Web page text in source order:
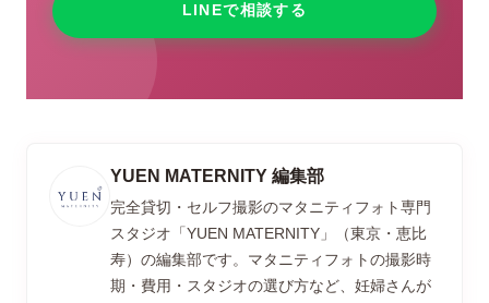
LINEで相談する
YUEN MATERNITY 編集部
完全貸切・セルフ撮影のマタニティフォト専門
スタジオ「YUEN MATERNITY」（東京・恵比
寿）の編集部です。マタニティフォトの撮影時
期・費用・スタジオの選び方など、妊婦さんが